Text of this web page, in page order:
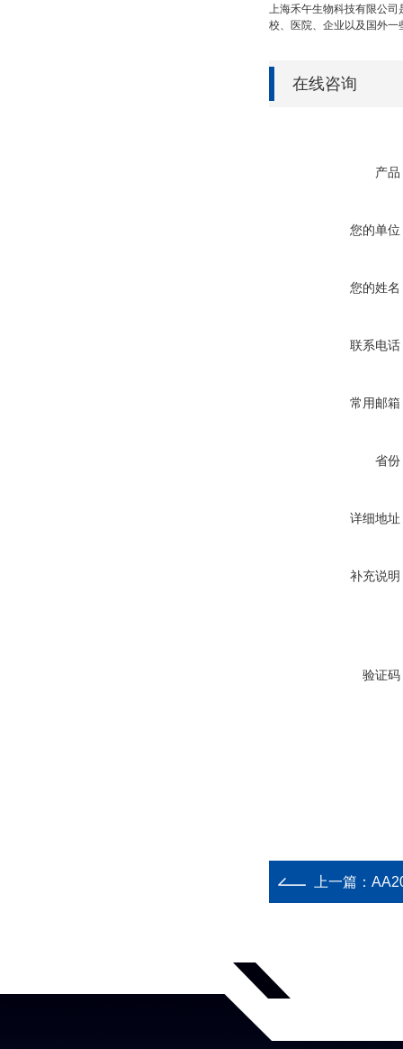
上海禾午生物科技有限公
校、医院、企业以及国外
在线咨询
产品
您的单位
您的姓名
联系电话
常用邮箱
省份
详细地址
补充说明
验证码
上一篇：